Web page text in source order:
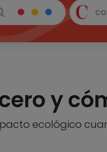
y
ecológico